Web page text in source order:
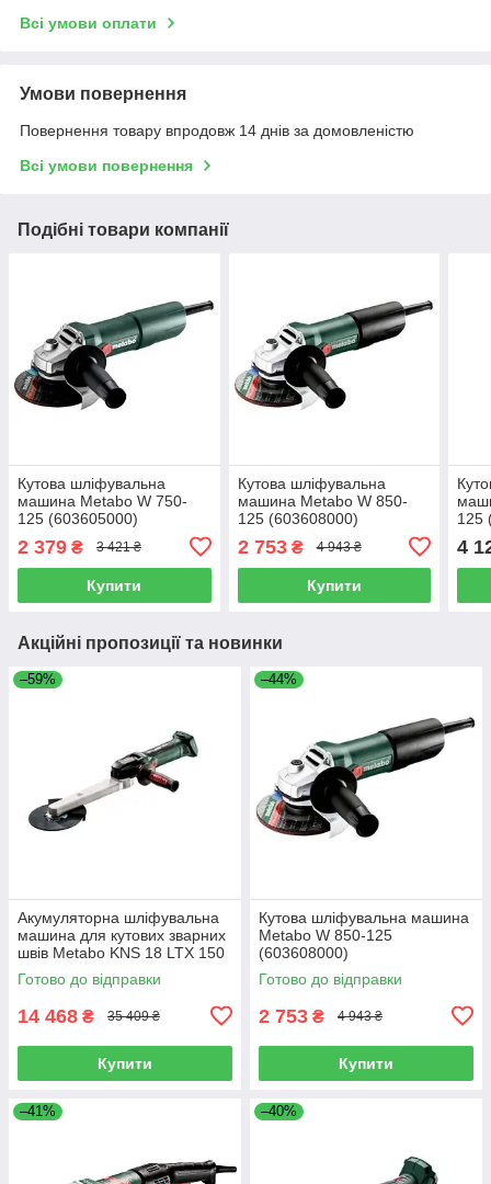
Всі умови оплати
Умови повернення
Повернення товару впродовж 14 днів за домовленістю
Всі умови повернення
Подібні товари компанії
Кутова шліфувальна
машина Metabo W 750-
125 (603605000)
2 379 ₴ 3 421 ₴
Купити
Кутова шліфувальна
машина Metabo W 850-
125 (603608000)
2 753₴ 4 943 ₴
Купити
125
4
Акційні пропозиції та новинки
–59%
Акумуляторна шліфувальна
машина для кутових зварних
швів Metabo KNS 18 LTX 150
Inox Каркас (600191850)
Готово до відправки
14 468 ₴ 35 409 ₴
Купити
–44%
Кутова шліфувальна машина
Metabo W 850-125
(603608000)
Готово до відправки
2 753 ₴ 4 943 ₴
Купити
–41% –40%